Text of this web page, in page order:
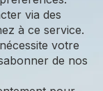
via des
à ce service.
votre
de nos